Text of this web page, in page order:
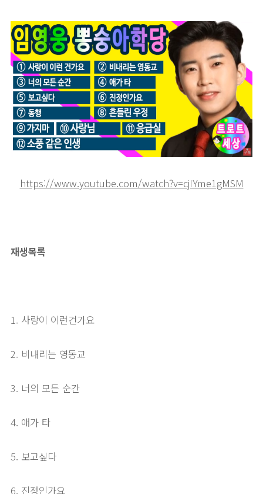
https://www.youtube.com/watch?v=cjIYme1gMSM
재생목록
1. 사랑이 이런건가요
2. 비내리는 영동교
3. 너의 모든 순간
4. 애가 타
5. 보고싶다
6. 진정인가요